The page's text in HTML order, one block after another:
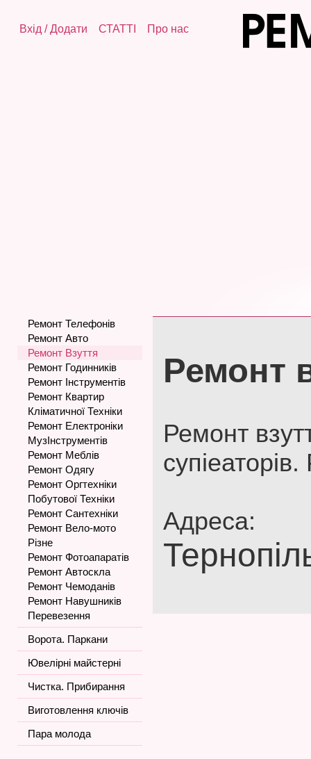
Вхід /Додати СТАТТІ Про нас
Ремонт Телефонів
Ремонт Авто
Ремонт Взуття
Ремонт Годинників
Ремонт Інструментів
Ремонт Квартир
Кліматичної Техніки
Ремонт Електроніки
МузІнструментів
Ремонт Меблів
Ремонт Одягу
Ремонт Оргтехніки
Побутової Техніки
Ремонт Сантехніки
Ремонт Вело-мото
Різне
Ремонт Фотоапаратів
Ремонт Автоскла
Ремонт Чемоданів
Ремонт Навушників
Перевезення
Ворота. Паркани
Ювелірні майстерні
Чистка. Прибирання
Виготовлення ключів
Пара молода
Ремонт
Ремонт
Адреса: